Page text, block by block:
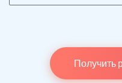
Получить